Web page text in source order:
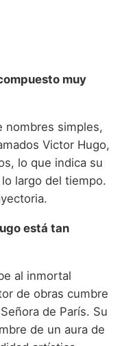
muy
nombres simples,
Victor Hugo,
lo que indica su
largo del tiempo.
está tan
al inmortal
de obras cumbre
de París. Su
de un aura de